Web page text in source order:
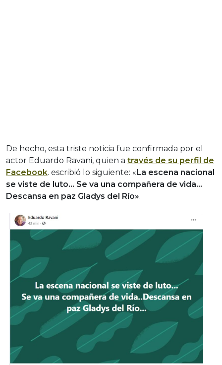
De hecho, esta triste noticia fue confirmada por el
actor Eduardo Ravani, quien a través de su perfil de
Facebook. escribió lo siguiente: «La escena nacional
se viste de luto… Se va una compañera de vida…
Descansa en paz Gladys del Río».